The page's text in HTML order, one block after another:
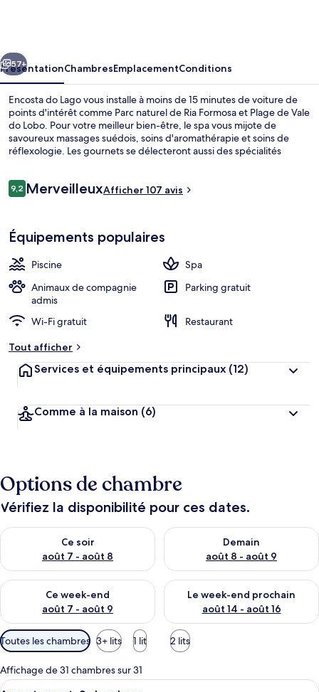
Suivant
57+
PrésentationChambresEmplacementConditions
Encosta do Lago vous installe à moins de 15 minutes de voiture de
points d'intérêt comme Parc naturel de Ria Formosa et Plage de Vale
do Lobo. Pour votre meilleur bien-être, le spa vous mijote de
savoureux massages suédois, soins d'aromathérapie et soins de
réflexologie. Les gournets se délecteront aussi des spécialités
d'une piscine extérieure, d'un bar en bord de piscine, ainsi que
Avis
voyageurs
9,29,2 sur 10
MerveilleuxAfficher 107 avis
Équipements populaires
Piscine
Spa
Animaux de compagnie
admis
Parking gratuit
Wi-Fi gratuit
Restaurant
Tout afficher
Services et équipements principaux (12)
Comme à la maison (6)
Options de chambre
Vérifiez la disponibilité pour ces dates.
Ce soir
août 7 - août 8
Vérifier la disponibilité pour ce soir août 7 - août 8
Demain
août 8 - août 9
Vérifier la disponibilité pour
Ce week-end
août 7 - août 9
Vérifier la disponibilité pour ce week-end août 7 - août 9
Le week-end prochain
août 14 - août 16
Vérifier la disponibilité pour
Filtres
disponibles
pour
les
Toutes les chambres 3+ lits 1 lit 2 lits
Affichage de 31 chambres sur 31
Afficher
Une chambre moderne avec un